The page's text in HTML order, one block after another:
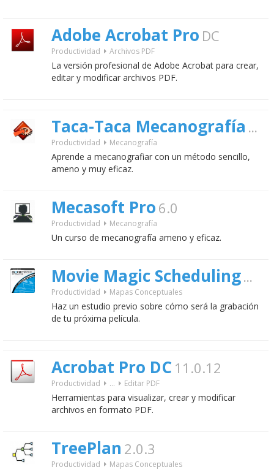
Adobe Acrobat Pro DC
Productividad Archivos PDF
La versión profesional de Adobe Acrobat para crear,
editar y modificar archivos PDF.
Taca-Taca Mecanografía gratis
Productividad Mecanografía
Aprende a mecanografiar con un método sencillo,
ameno y muy eficaz.
Mecasoft Pro 6.0
Productividad Mecanografía
Un curso de mecanografía ameno y eficaz.
Movie Magic Scheduling
Productividad Mapas Conceptuales
Haz un estudio previo sobre cómo será la grabación
de tu próxima película.
Acrobat Pro DC 11.0.12
Productividad ... Editar PDF
Herramientas para visualizar, crear y modificar
archivos en formato PDF.
TreePlan 2.0.3
Productividad Mapas Conceptuales